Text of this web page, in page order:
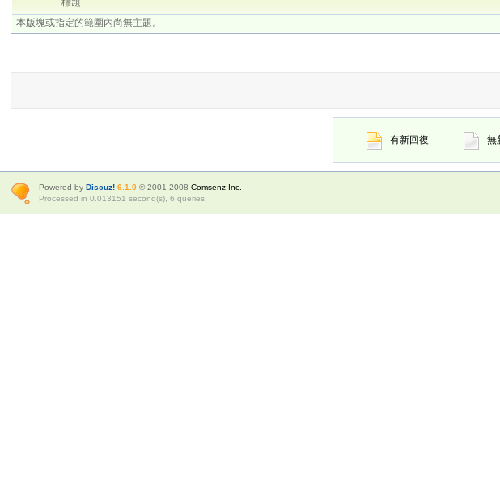
標題
本版塊或指定的範圍內尚無主題。
有新回復 無
Powered byDiscuz! 6.1.0 © 2001-2008Comsenz Inc.
Processed in 0.013151 second(s), 6 queries.